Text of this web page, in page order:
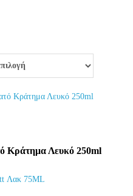
Κράτημα Λευκό 250ml